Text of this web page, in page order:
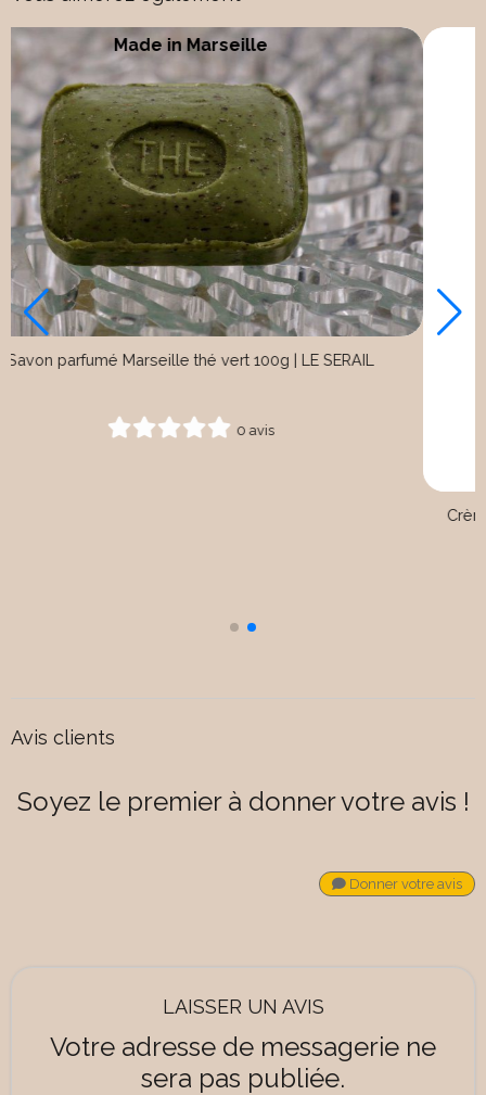
Savon parfumé Marseille thé vert 100g | LE SERAIL
Made in Marseille
Avis clients
Soyez le premier à donner votre avis !
Donner votre avis
LAISSER UN AVIS
Votre adresse de messagerie ne
sera pas publiée.